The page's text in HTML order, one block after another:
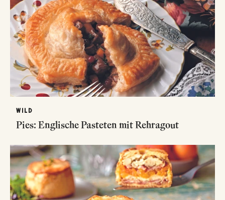
WILD
Pies: Englische Pasteten mit Rehragout